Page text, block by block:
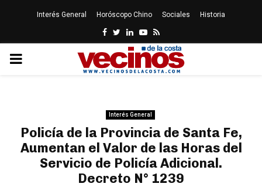
Interés General Horóscopo Chino Sociales Historia
Facebook
Twitter
LinkedinYoutube
Rss
PRIMARY
Interés General
Policía de la Provincia de Santa Fe,
Aumentan el Valor de las Horas del
Servicio de Policía Adicional.
Decreto N° 1239